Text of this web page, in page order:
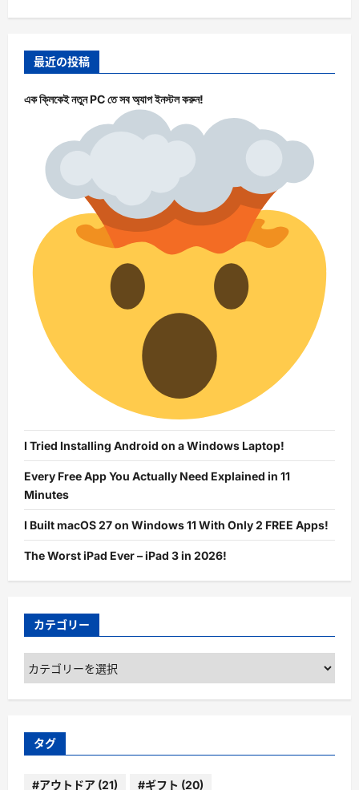
最近の投稿
এক ক্লিকেই নতুন PC তে সব অ্যাপ ইনস্টল করুন!
I Tried Installing Android on a Windows Laptop!
Every Free App You Actually Need Explained in 11
Minutes
I Built macOS 27 on Windows 11 With Only 2 FREE Apps!
The Worst iPad Ever – iPad 3 in 2026!
カテゴリー
カ
ゴ
ー
タグ
#アウトドア (21) #ギフト (20)